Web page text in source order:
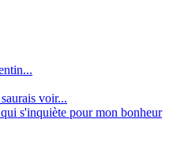
voir...
s'inquiète pour mon bonheur